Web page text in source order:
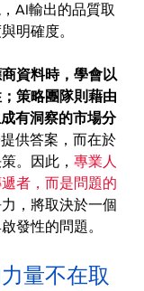
AI輸出的品質取
明確度。
資料時，學會以
策略團隊則藉由
有洞察的市場分
供答案，而在於
。因此， 專業人
者，而是問題的
，將取決於一個
發性的問題。
量不在取